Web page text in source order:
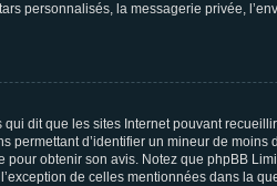
personnalisés, la messagerie privée,
dit que les sites Internet pouvant
d’identifier un mineur de
obtenir son avis. Notez que phpBB
de celles mentionnées dans la